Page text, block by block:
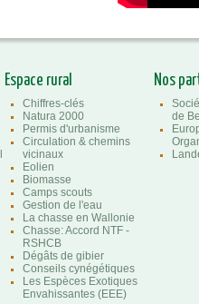
Espace rural
Chiffres-clés
Natura 2000
Permis d'urbanisme
Circulation & chemins
vicinaux
Eolien
Biomasse
Camps scouts
Gestion de l'eau
La chasse en Wallonie
Chasse: Accord NTF -
RSHCB
Dégâts de gibier
Conseils cynégétiques
Les Espèces Exotiques
Envahissantes (EEE)
Nos
de